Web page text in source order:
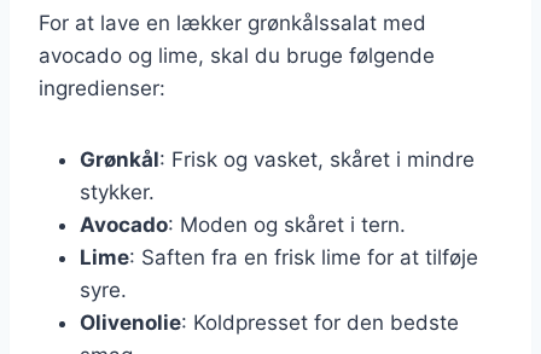
For at lave en lækker grønkålssalat med
avocado og lime, skal du bruge følgende
ingredienser:
Grønkål: Frisk og vasket, skåret i mindre
stykker.
Avocado: Moden og skåret i tern.
Lime: Saften fra en frisk lime for at tilføje
syre.
Olivenolie: Koldpresset for den bedste